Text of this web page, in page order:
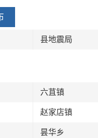
县地震局
六苴镇
赵家店镇
昙华乡